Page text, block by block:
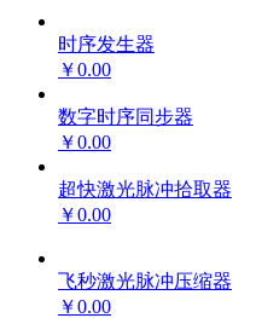
时序发生器
￥0.00
数字时序同步器
￥0.00
超快激光脉冲拾取器
￥0.00
飞秒激光脉冲压缩器
￥0.00